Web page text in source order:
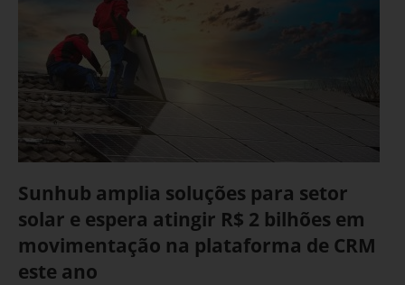
Sunhub amplia soluções para setor
solar e espera atingir R$ 2 bilhões em
movimentação na plataforma de CRM
este ano